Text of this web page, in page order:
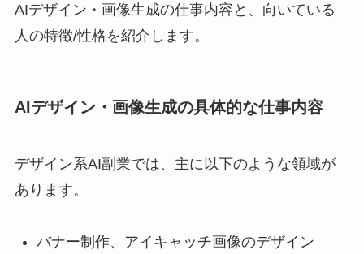
AIデザイン・画像生成の仕事内容と、向いている
人の特徴/性格を紹介します。
AIデザイン・画像生成の具体的な仕事内容
デザイン系AI副業では、主に以下のような領域が
あります。
バナー制作、アイキャッチ画像のデザイン